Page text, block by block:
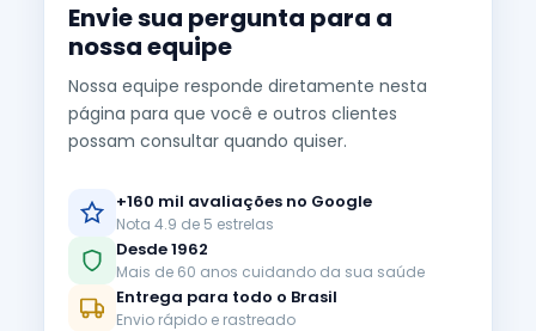
Envie sua pergunta para a
nossa equipe
Nossa equipe responde diretamente nesta
página para que você e outros clientes
possam consultar quando quiser.
+160 mil avaliações no Google
Nota 4.9 de 5 estrelas
Desde 1962
Mais de 60 anos cuidando da sua saúde
Entrega para todo o Brasil
Envio rápido e rastreado